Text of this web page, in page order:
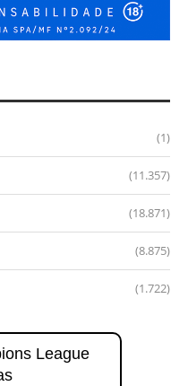
(1)
(11.357)
(18.871)
(8.875)
(1.722)
League